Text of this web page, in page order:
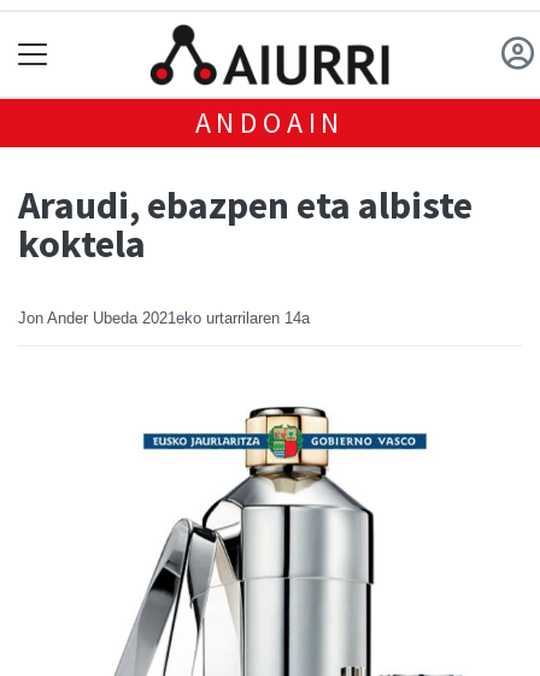
ANDOAIN
Araudi, ebazpen eta albiste
koktela
Jon Ander Ubeda 2021eko urtarrilaren 14a